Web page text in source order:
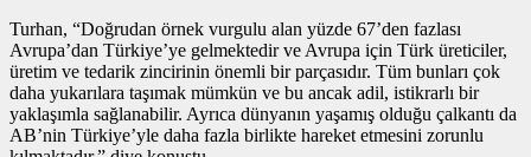
Turhan, “Doğrudan örnek vurgulu alan yüzde 67’den fazlası
Avrupa’dan Türkiye’ye gelmektedir ve Avrupa için Türk üreticiler,
üretim ve tedarik zincirinin önemli bir parçasıdır. Tüm bunları çok
daha yukarılara taşımak mümkün ve bu ancak adil, istikrarlı bir
yaklaşımla sağlanabilir. Ayrıca dünyanın yaşamış olduğu çalkantı da
AB’nin Türkiye’yle daha fazla birlikte hareket etmesini zorunlu